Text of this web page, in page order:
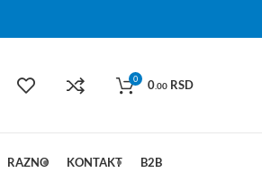
0 0.00 RSD
RAZNO KONTAKT B2B